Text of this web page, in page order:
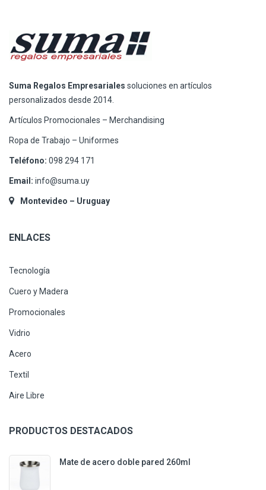
Suma Regalos Empresariales soluciones en artículos
personalizados desde 2014.
Artículos Promocionales – Merchandising
Ropa de Trabajo – Uniformes
Teléfono: 098 294 171
Email: info@suma.uy
Montevideo – Uruguay
ENLACES
Tecnología
Cuero y Madera
Promocionales
Vidrio
Acero
Textil
Aire Libre
PRODUCTOS DESTACADOS
Mate de acero doble pared 260ml